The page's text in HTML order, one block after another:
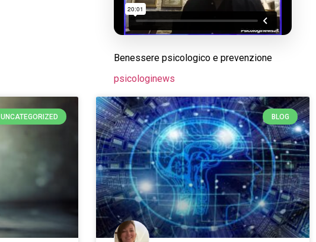
Benessere psicologico e prevenzione
psicologinews
UNCATEGORIZED BLOG